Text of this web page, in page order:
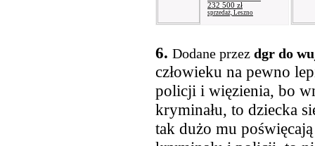
232 500 zł
sprzedaż, Leszno
6. Dodane przez dgr do
człowieku na pewno
policji i więzienia, bo
kryminału, to dziecka
tak dużo mu